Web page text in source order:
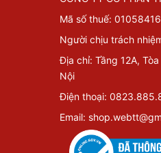
Mã số thuế:
Người chịu trách
Địa chỉ: Tầng 12A,
Nội
Điện thoại:
Email: